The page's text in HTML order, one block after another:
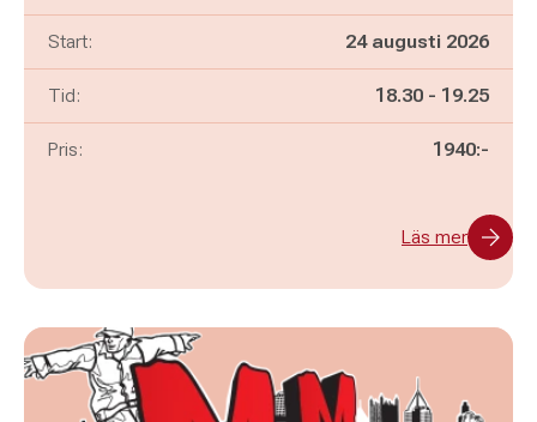
Start: 24 augusti 2026
Tid: Pågår mellan
18.30 - och
19.25
Pris: 1940:-
Läs mer